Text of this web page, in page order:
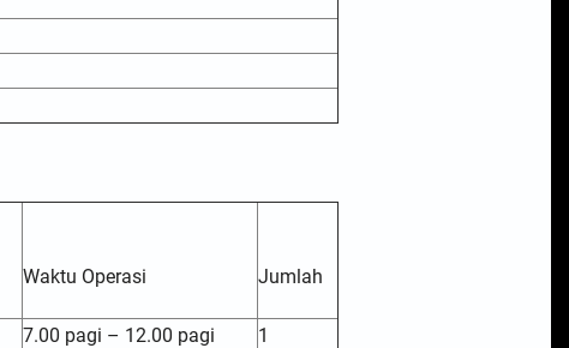
Waktu Operasi Jumlah
7.00 pagi – 12.00 pagi 1